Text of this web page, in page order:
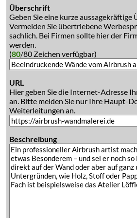
Überschrift
Geben Sie eine kurze aussagekräftige
Vermeiden Sie übertriebene
sachlich. Bei Firmen sollte hier der
werden.
(80/80 Zeichen verfügbar)
URL
Hier geben Sie die Internet-Adresse
an. Bitte melden Sie nur Ihre Haupt-
Weiterleitungen an.
Beschreibung